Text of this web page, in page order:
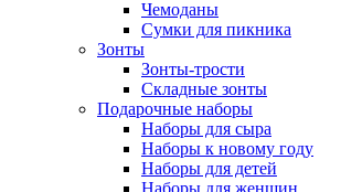
Чемоданы
Сумки для пикника
Зонты
Зонты-трости
Складные зонты
Подарочные наборы
Наборы для сыра
Наборы к новому году
Наборы для детей
Наборы для женщин